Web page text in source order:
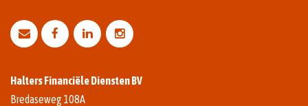
Halters Financiële Diensten BV
Bredaseweg 108A